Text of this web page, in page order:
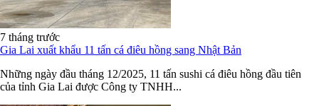
7 tháng trước
Gia Lai xuất khẩu 11 tấn cá điêu hồng sang Nhật Bản
Những ngày đầu tháng 12/2025, 11 tấn sushi cá điêu hồng đầu tiên
của tỉnh Gia Lai được Công ty TNHH...